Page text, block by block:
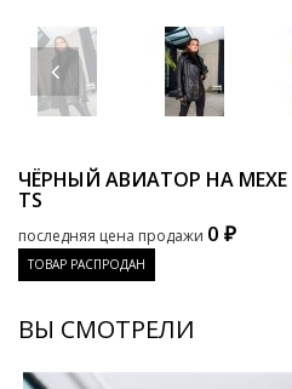
ЧЁРНЫЙ АВИАТОР НА
TS
последняя цена продажи 0 ₽
ТОВАР РАСПРОДАН
ВЫ СМОТРЕЛИ